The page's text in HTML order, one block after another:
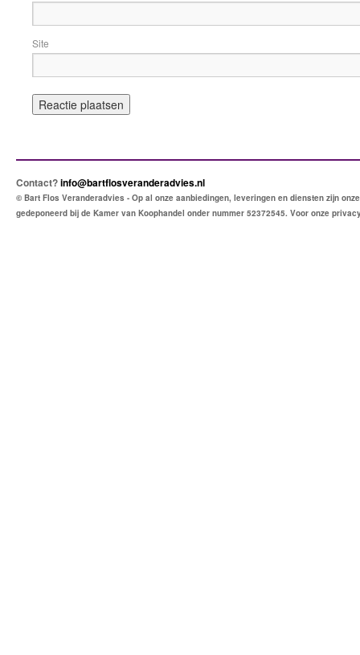
Site
Contact?info@bartflosveranderadvies.nl
© Bart Flos Veranderadvies - Op al onze aanbiedingen, leveringen en diensten zijn
gedeponeerd bij de Kamer van Koophandel onder nummer 52372545. Voor onze